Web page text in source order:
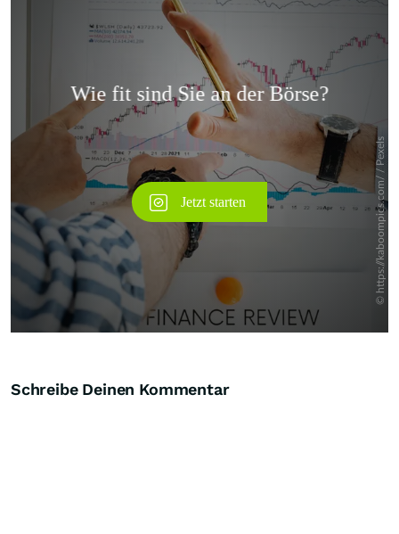
Überspringen
Schreibe Deinen Kommentar